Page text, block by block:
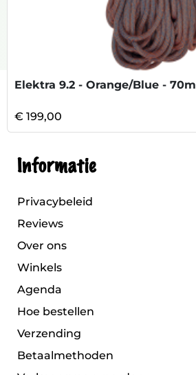
Elektra 9.2 - Orange/Blue - 70m
€ 199,00
Informatie
Privacybeleid
Reviews
Over ons
Winkels
Agenda
Hoe bestellen
Verzending
Betaalmethoden